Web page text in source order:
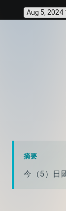
Aug 5, 2024
摘要
今（5）日